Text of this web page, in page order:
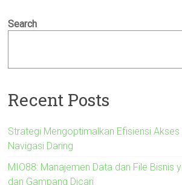
Search
Recent Posts
Strategi Mengoptimalkan Efisiensi
Navigasi Daring
MIO88: Manajemen Data dan File Bisnis
dan Gampang Dicari